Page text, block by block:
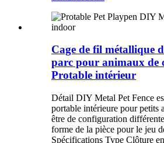
Cage de fil métallique
parc pour animaux de
Protable intérieur
Détail DIY Metal Pet Fence
portable intérieure pour petits
être de configuration
forme de la pièce pour le jeu
Spécifications Type Clôture